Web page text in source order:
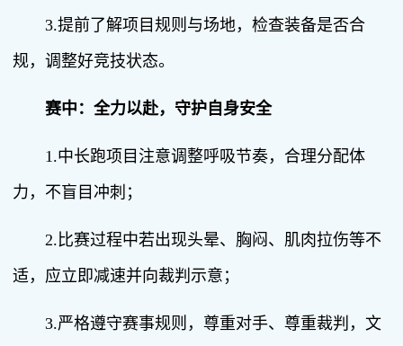
3.提前了解项目规则与场地，检查装备是否合
规，调整好竞技状态。
赛中：全力以赴，守护自身安全
1.中长跑项目注意调整呼吸节奏，合理分配体
力，不盲目冲刺；
2.比赛过程中若出现头晕、胸闷、肌肉拉伤等不
适，应立即减速并向裁判示意；
3.严格遵守赛事规则，尊重对手、尊重裁判，文